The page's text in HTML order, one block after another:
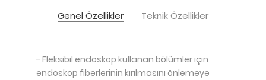
Genel Özellikler Teknik Özellikler
- Fleksibıl endoskop kullanan bölümler için
endoskop fiberlerinin kırılmasını önlemeye